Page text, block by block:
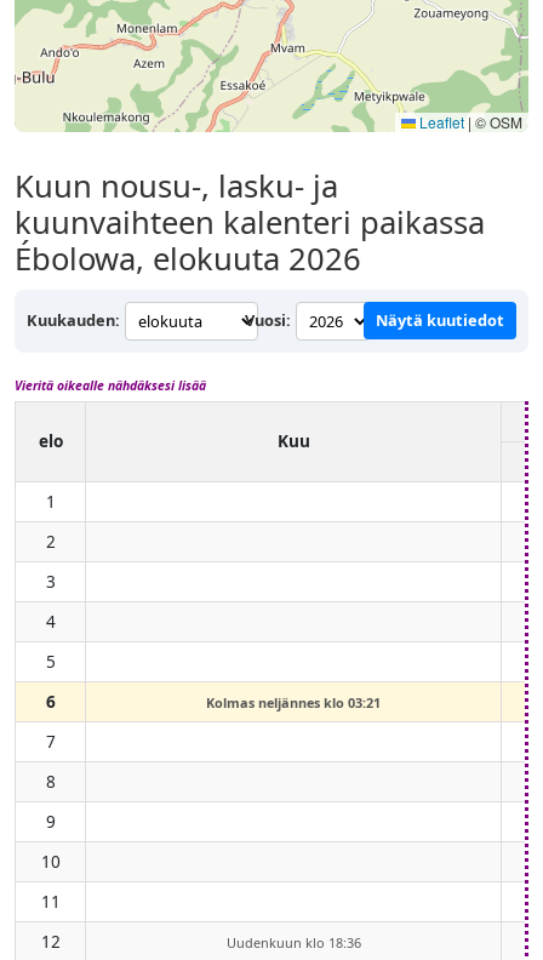
Leaflet | © OSM
Kuun nousu-, lasku- ja
kuunvaihteen kalenteri paikassa
Ébolowa, elokuuta 2026
Kuukauden: Vuosi: Näytä kuutiedot
Vieritä oikealle nähdäksesi lisää
elo Kuu
1
2
3
4
5
6
Kolmas neljännes klo 03:21
7
8
9
10
11
12
Uudenkuun klo 18:36